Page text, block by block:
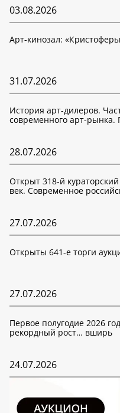
03.08.2026
Арт-кинозал:
31.07.2026
История арт-дилеров.
современного арт-рынка.
28.07.2026
Открыт 318-й
век. Современное
27.07.2026
Открыты 641-е торги
27.07.2026
Первое полугодие 2026
рекордный рост… вширь
24.07.2026